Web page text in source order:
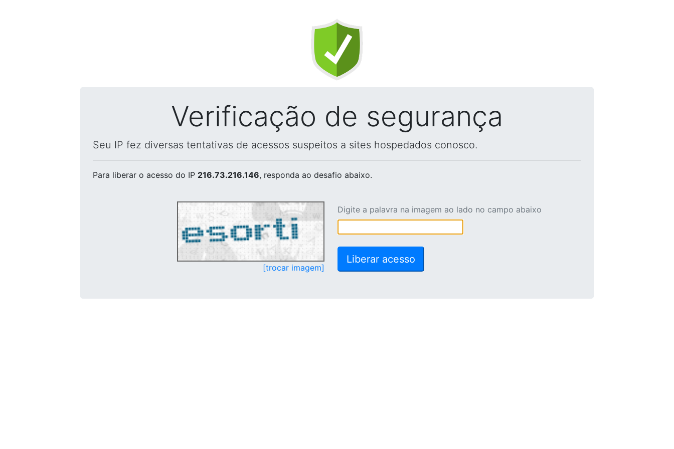
Verificação de segurança
Seu IP fez diversas tentativas de acessos suspeitos a sites hospedados conosco.
Para liberar o acesso do IP 216.73.216.146, responda ao desafio abaixo.
[trocar imagem]
Digite a palavra na imagem ao lado no campo abaixo